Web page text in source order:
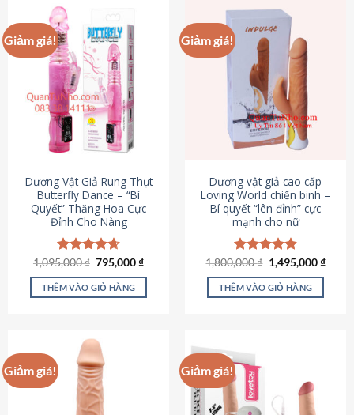
Giảm giá!
Dương Vật Giả Rung Thụt
Butterfly Dance – “Bí
Quyết” Thăng Hoa Cực
Đỉnh Cho Nàng
Được xếp
hạng4.65
5 sao
1,095,000₫ Giá
là:
1,095,000 ₫.
795,000₫Giá
tại
THÊM VÀO GIỎ HÀNG
Giảm giá!
Dương vật giả cao cấp
Loving World chiến binh –
Bí quyết “lên đỉnh” cực
mạnh cho nữ
Được xếp
hạng4.89
5 sao
1,800,000₫ Giá
gốc
là:
1,800,000 ₫.
1,495,000₫Giá
THÊM VÀO GIỎ HÀNG
Giảm giá! Giảm giá!